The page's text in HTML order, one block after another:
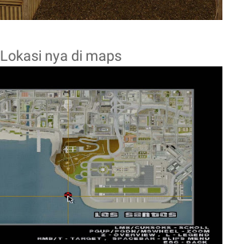
Lokasi nya di maps